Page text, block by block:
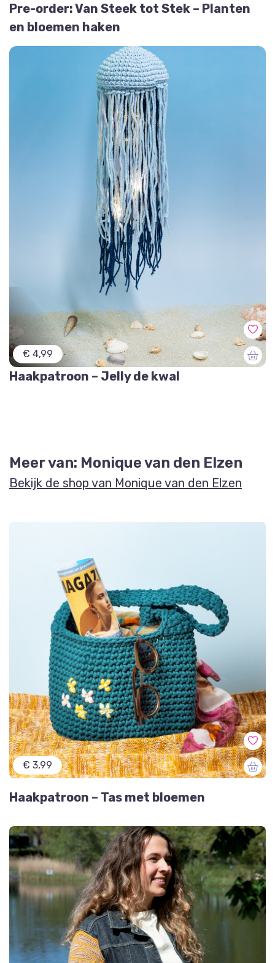
Pre-order: Van Steek tot Stek – Planten
en bloemen haken
€ 4,99
Haakpatroon – Jelly de kwal
Meer van: Monique van den Elzen
Bekijk de shop van Monique van den Elzen
€ 3,99
Haakpatroon – Tas met bloemen